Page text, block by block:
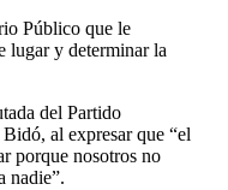
Público que le
lugar y determinar la
del Partido
al expresar que “el
porque nosotros no
nadie”.